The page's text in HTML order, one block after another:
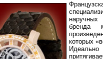
бренда
которых